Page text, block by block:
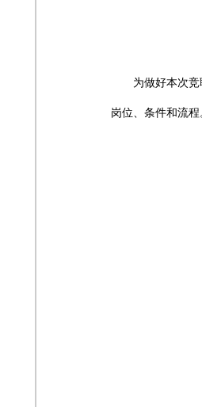
为做好本次
岗位、条件和流